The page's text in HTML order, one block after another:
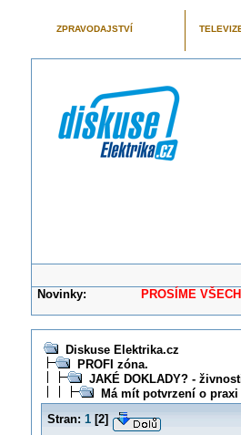
ZPRAVODAJSTVÍ
Novinky: PROSÍME VŠECHNY
Diskuse Elektrika.cz
PROFI zóna.
JAKÉ DOKLADY? -
Má mít potvrzení o
Stran: 1[2]